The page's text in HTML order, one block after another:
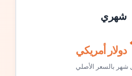
شهري
دولار أمريكي
شهر بالسعر الأصلي